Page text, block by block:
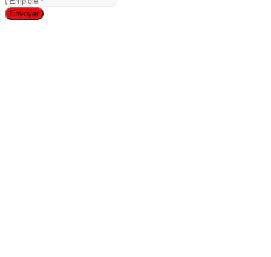
Envoyer